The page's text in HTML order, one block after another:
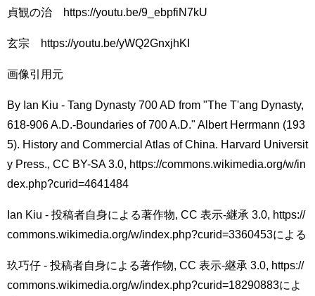
貞観の治 https://youtu.be/9_ebpfiN7kU
玄宗 https://youtu.be/yWQ2GnxjhKI
画像引用元
By Ian Kiu - Tang Dynasty 700 AD from "The T'ang Dynasty,
618-906 A.D.-Boundaries of 700 A.D." Albert Herrmann (193
5). History and Commercial Atlas of China. Harvard Universit
y Press., CC BY-SA 3.0, https://commons.wikimedia.org/w/in
dex.php?curid=4641484
Ian Kiu - 投稿者自身による著作物, CC 表示-継承 3.0, https://
commons.wikimedia.org/w/index.php?curid=3360453による
玖巧仔 - 投稿者自身による著作物, CC 表示-継承 3.0, https://
commons.wikimedia.org/w/index.php?curid=18290883によ